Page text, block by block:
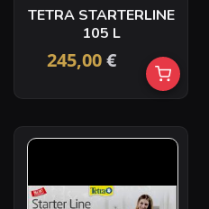
TETRA STARTERLINE
105 L
245,00€